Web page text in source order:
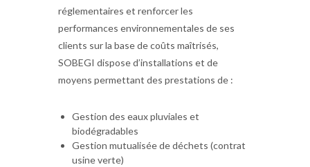
réglementaires et renforcer les
performances environnementales de ses
clients sur la base de coûts maîtrisés,
SOBEGI dispose d’installations et de
moyens permettant des prestations de :
Gestion des eaux pluviales et
biodégradables
Gestion mutualisée de déchets (contrat
usine verte)